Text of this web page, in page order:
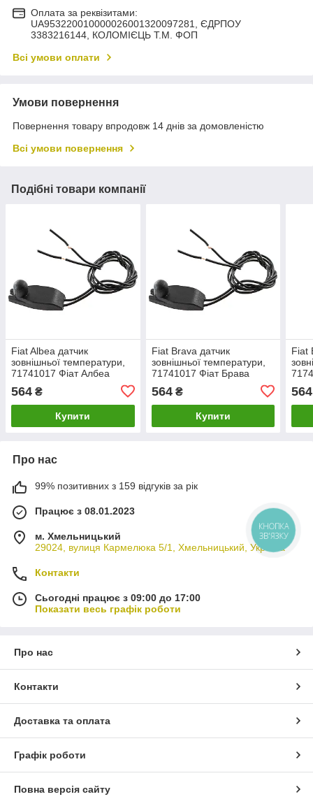
Оплата за реквізитами:
UA953220010000026001320097281, ЄДРПОУ
3383216144, КОЛОМIЄЦЬ Т.М. ФОП
Всі умови оплати
Умови повернення
Повернення товару впродовж 14 днів за домовленістю
Всі умови повернення
Подібні товари компанії
Fiat Albea датчик
зовнішньої температури,
71741017 Фіат Албеа
564 ₴
Купити
Fiat Brava датчик
зовнішньої температури,
71741017 Фіат Брава
564₴
Купити
Fiat
564
Про нас
99% позитивних з 159 відгуків за рік
Працює з 08.01.2023
м. Хмельницький
29024, вулиця Кармелюка 5/1, Хмельницький, Україна
Контакти
Сьогодні працює з 09:00 до 17:00
Показати весь графік роботи
Про нас
Контакти
Доставка та оплата
Графік роботи
Повна версія сайту
КНОПКА
ЗВ'ЯЗКУ